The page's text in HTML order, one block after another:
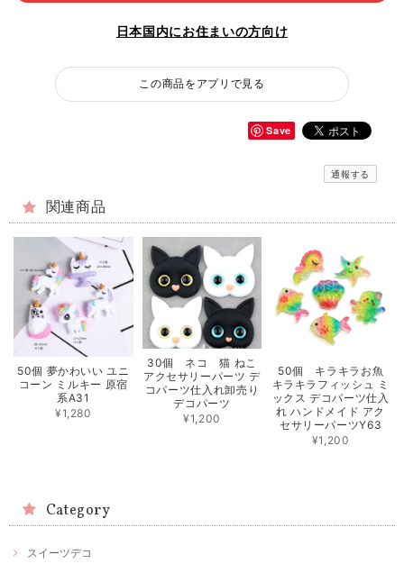
日本国内にお住まいの方向け
この商品をアプリで見る
Save
通報する
関連商品
50個 夢かわいい ユニ
コーン ミルキー 原宿
系A31
¥1,280
30個 ネコ 猫 ねこ
アクセサリーパーツ デ
コパーツ仕入れ卸売り
デコパーツ
¥1,200
50個 キラキラお魚
キラキラフィッシュ ミ
ックス デコパーツ仕入
れ ハンドメイド アク
セサリーパーツY63
¥1,200
Category
スイーツデコ